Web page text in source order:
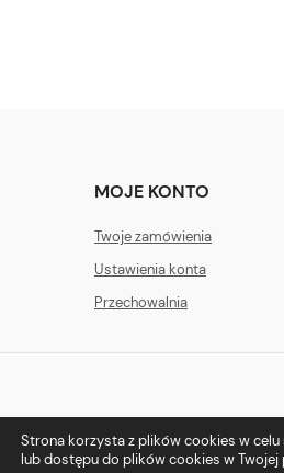
Strona korzysta z plików cookies w celu
lub dostępu do plików cookies w Twojej
MOJE KONTO
Twoje zamówienia
Ustawienia konta
Przechowalnia